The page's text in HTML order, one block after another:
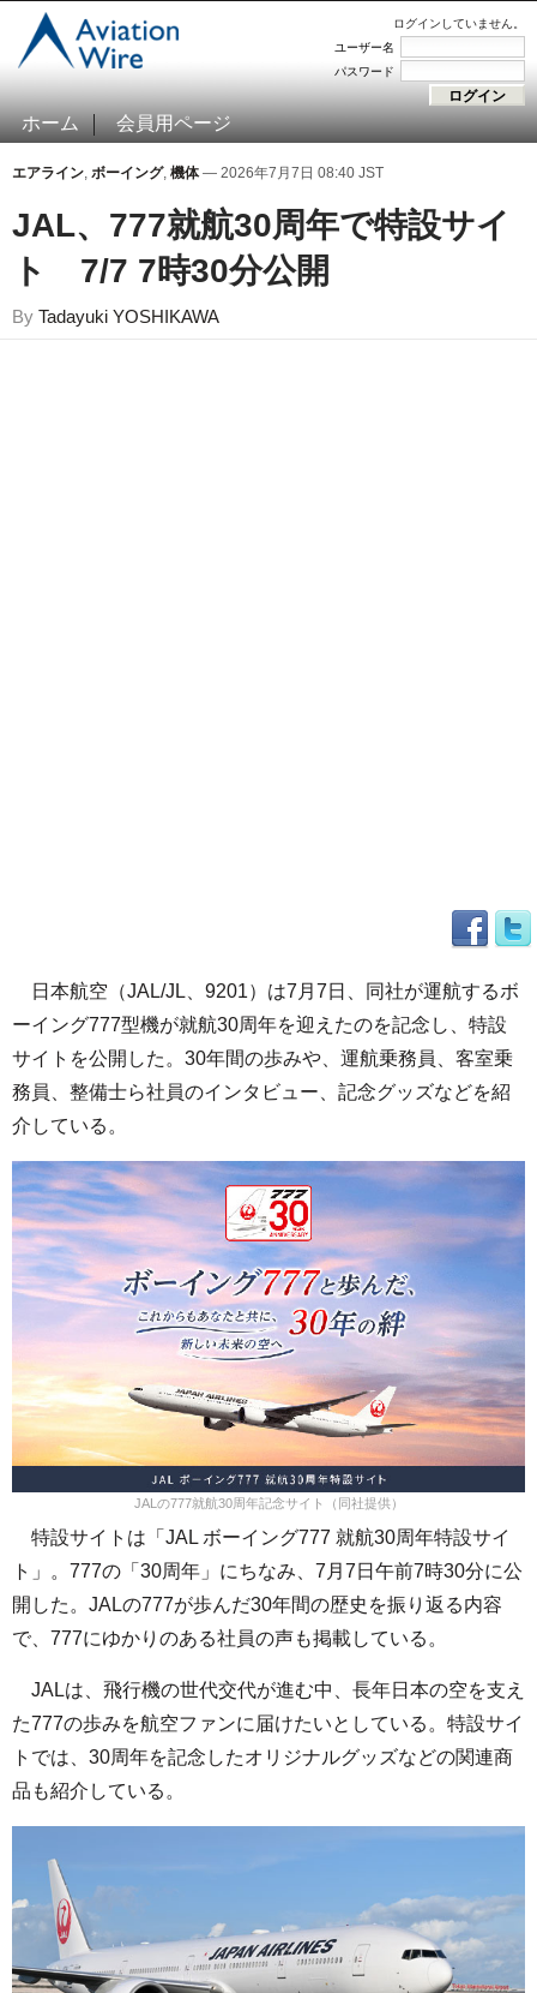
ログインしていません。
ユーザー名
パスワード
ホーム 会員用ページ
エアライン, ボーイング, 機体— 2026年7月7日 08:40 JST
JAL、777就航30周年で特設サイ
ト 7/7 7時30分公開
By Tadayuki YOSHIKAWA
日本航空（JAL/JL、9201）は7月7日、同社が運航するボ
ーイング777型機が就航30周年を迎えたのを記念し、特設
サイトを公開した。30年間の歩みや、運航乗務員、客室乗
務員、整備士ら社員のインタビュー、記念グッズなどを紹
介している。
JALの777就航30周年記念サイト（同社提供）
特設サイトは「JAL ボーイング777 就航30周年特設サイ
ト」。777の「30周年」にちなみ、7月7日午前7時30分に公
開した。JALの777が歩んだ30年間の歴史を振り返る内容
で、777にゆかりのある社員の声も掲載している。
JALは、飛行機の世代交代が進む中、長年日本の空を支え
た777の歩みを航空ファンに届けたいとしている。特設サイ
トでは、30周年を記念したオリジナルグッズなどの関連商
品も紹介している。